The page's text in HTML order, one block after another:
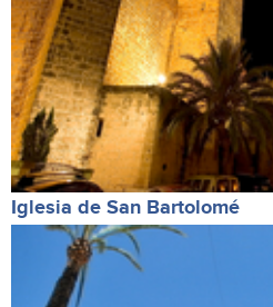
Iglesia de San Bartolomé